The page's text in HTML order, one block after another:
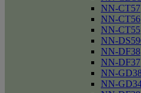
NN-CT57
NN-CT56
NN-CT55
NN-
NN-DF38
NN-DF37
NN-
NN-